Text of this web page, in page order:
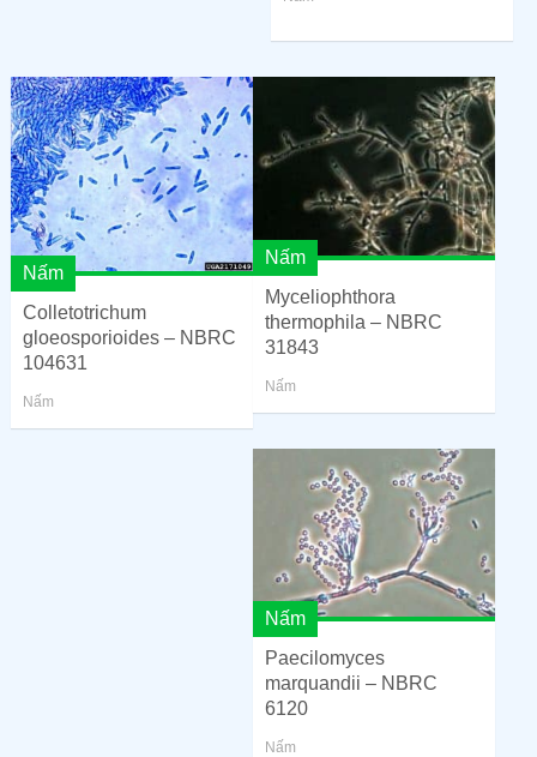
Nấm
Colletotrichum
gloeosporioides – NBRC
104631
Nấm
Nấm
Myceliophthora
thermophila – NBRC
31843
Nấm
Nấm
Paecilomyces
marquandii – NBRC
6120
Nấm